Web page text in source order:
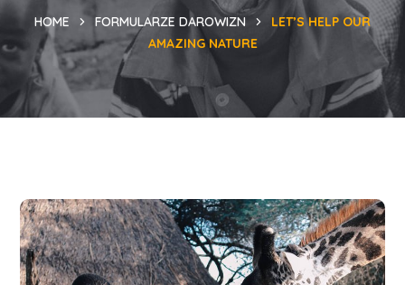
HOME FORMULARZE DAROWIZN
LET’S HELP OUR
AMAZING NATURE